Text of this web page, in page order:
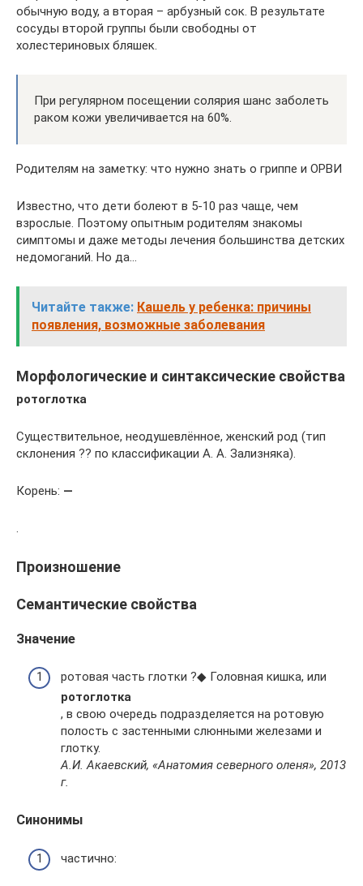
обычную воду, а вторая – арбузный сок. В результате
сосуды второй группы были свободны от
холестериновых бляшек.
При регулярном посещении солярия шанс заболеть
раком кожи увеличивается на 60%.
Родителям на заметку: что нужно знать о гриппе и ОРВИ
Известно, что дети болеют в 5-10 раз чаще, чем
взрослые. Поэтому опытным родителям знакомы
симптомы и даже методы лечения большинства детских
недомоганий. Но да…
Читайте также: Кашель у ребенка: причины
появления, возможные заболевания
Морфологические и синтаксические свойства
ротоглотка
Существительное, неодушевлённое, женский род (тип
склонения ?? по классификации А. А. Зализняка).
Корень: —
.
Произношение
Семантические свойства
Значение
ротовая часть глотки ?◆ Головная кишка, или
ротоглотка
, в свою очередь подразделяется на ротовую
полость с застенными слюнными железами и
глотку.
А.И. Акаевский, «Анатомия северного оленя», 2013
г.
Синонимы
частично: